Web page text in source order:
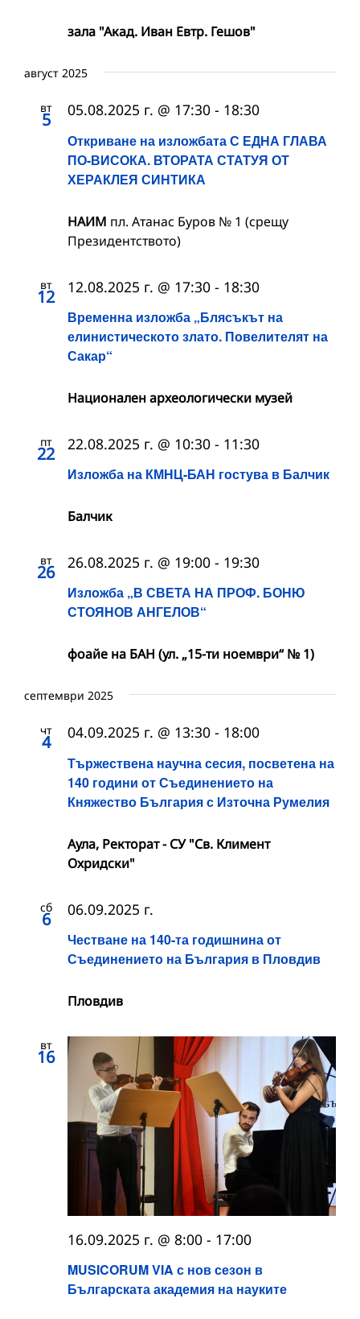
зала "Акад. Иван Евтр. Гешов"
август 2025
вт
5
Откриване на изложбата С ЕДНА ГЛАВА
ПО-ВИСОКА. ВТОРАТА СТАТУЯ ОТ
ХЕРАКЛЕЯ СИНТИКА
05.08.2025 г. @ 17:30 - 18:30
НАИМ пл. Атанас Буров № 1 (срещу
Президентството)
вт
12
Временна изложба „Блясъкът на
елинистическото злато. Повелителят на
Сакар“
12.08.2025 г. @ 17:30 - 18:30
Национален археологически музей
пт
22
Изложба на КМНЦ-БАН гостува в Балчик
22.08.2025 г. @ 10:30 - 11:30
Балчик
вт
26
Изложба „В СВЕТА НА ПРОФ. БОНЮ
СТОЯНОВ АНГЕЛОВ“
26.08.2025 г. @ 19:00 - 19:30
фоайе на БАН (ул. „15-ти ноември“ № 1)
септември 2025
чт
4
Тържествена научна сесия, посветена на
140 години от Съединението на
Княжество България с Източна Румелия
04.09.2025 г. @ 13:30 - 18:00
Аула, Ректорат - СУ "Св. Климент
Охридски"
сб
6
Честване на 140-та годишнина от
Съединението на България в Пловдив
06.09.2025 г.
Пловдив
вт
16
MUSICORUM VIA с нов сезон в
Българската академия на науките
16.09.2025 г. @ 8:00 - 17:00